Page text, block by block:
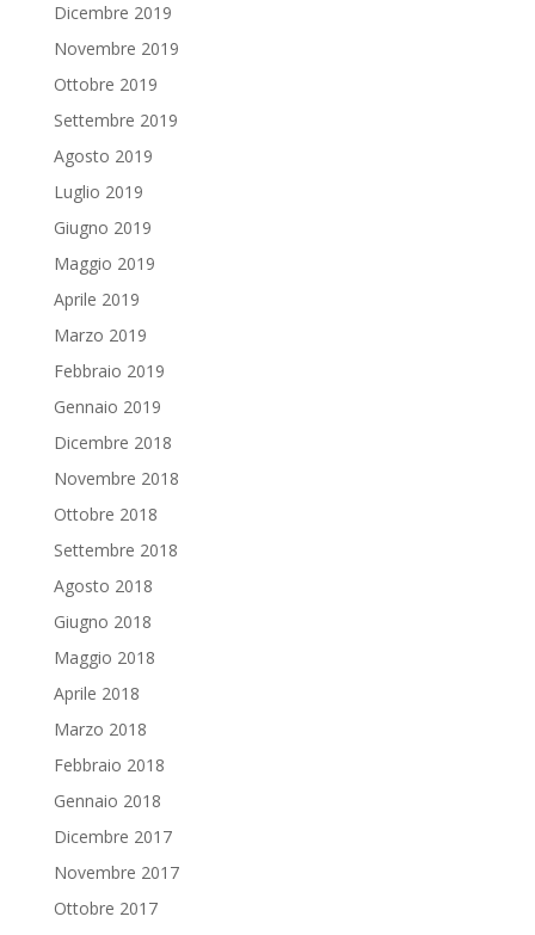
Dicembre 2019
Novembre 2019
Ottobre 2019
Settembre 2019
Agosto 2019
Luglio 2019
Giugno 2019
Maggio 2019
Aprile 2019
Marzo 2019
Febbraio 2019
Gennaio 2019
Dicembre 2018
Novembre 2018
Ottobre 2018
Settembre 2018
Agosto 2018
Giugno 2018
Maggio 2018
Aprile 2018
Marzo 2018
Febbraio 2018
Gennaio 2018
Dicembre 2017
Novembre 2017
Ottobre 2017